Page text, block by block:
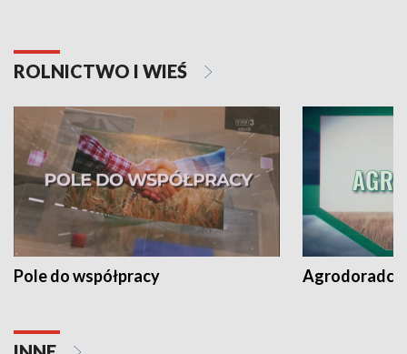
ROLNICTWO I WIEŚ
Pole do współpracy Agrodoradcy